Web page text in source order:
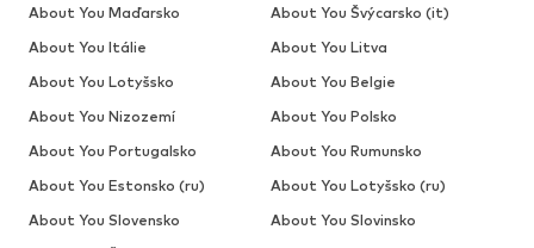
About You Maďarsko
About You Švýcarsko (it)
About You Itálie
About You Litva
About You Lotyšsko
About You Belgie
About You Nizozemí
About You Polsko
About You Portugalsko
About You Rumunsko
About You Estonsko (ru)
About You Lotyšsko (ru)
About You Slovensko
About You Slovinsko